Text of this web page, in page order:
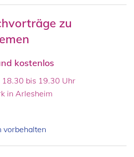
zu
kostenlos
18.30 bis 19.30 Uhr
in Arlesheim
vorbehalten